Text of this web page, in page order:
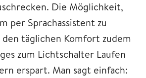
Die Möglichkeit,
per Sprachassistent zu
täglichen Komfort zudem
zum Lichtschalter Laufen
erspart. Man sagt einfach: